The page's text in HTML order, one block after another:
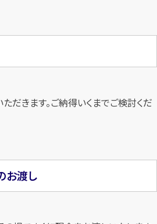
だきます。ご納得いくまでご検討くだ
お渡し